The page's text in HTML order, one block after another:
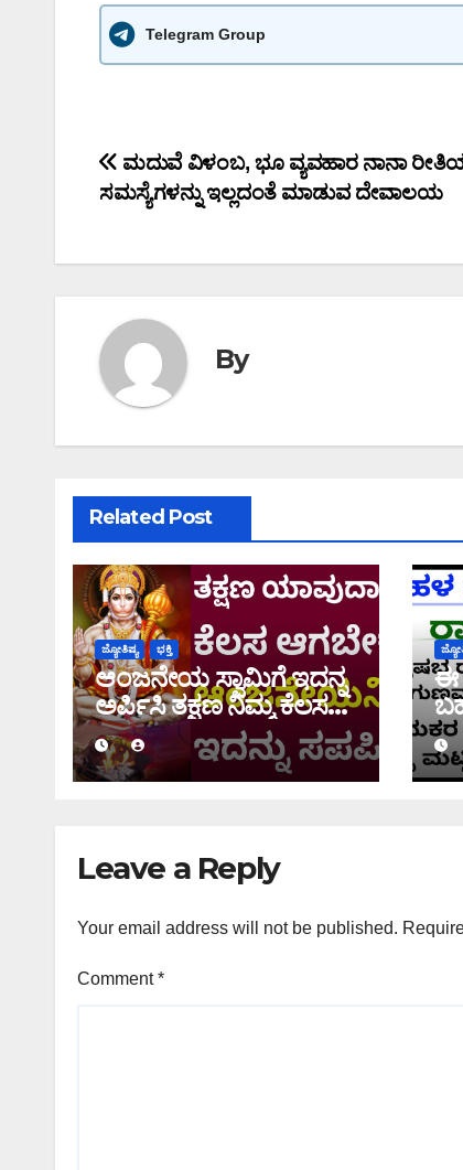
Telegram Group
Post
navigation
ಮದುವೆ ವಿಳಂಬ, ಭೂ ವ್ಯವಹಾರ ನಾನಾ
ಸಮಸ್ಯೆಗಳನ್ನು ಇಲ್ಲದಂತೆ ಮಾಡುವ ದೇವಾಲಯ
By
Related Post
ಜ್ಯೋತಿಷ್ಯ ಭಕ್ತಿ
ಆಂಜನೇಯ ಸ್ವಾಮಿಗೆ ಇದನ್ನ
ಅರ್ಪಿಸಿ ತಕ್ಷಣ ನಿಮ್ಮ ಕೆಲಸ
ಆಗುತ್ತೆ
ಈ
Leave a Reply
Your email address will not be published.
Comment*